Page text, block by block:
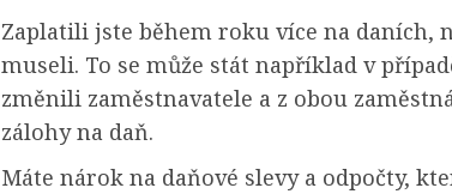
Zaplatili jste během roku více na daních,
museli. To se může stát například v
změnili zaměstnavatele a z obou
zálohy na daň.
Máte nárok na daňové slevy a odpočty,